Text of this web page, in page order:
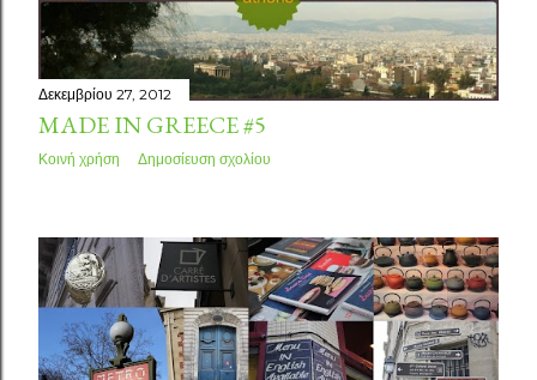
Δεκεμβρίου 27, 2012
MADE IN GREECE #5
Κοινή χρήση Δημοσίευση σχολίου